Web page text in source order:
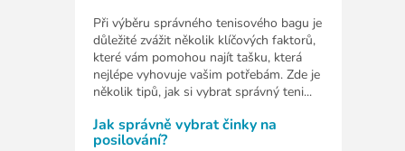
Při výběru správného tenisového bagu je
důležité zvážit několik klíčových faktorů,
které vám pomohou najít tašku, která
nejlépe vyhovuje vašim potřebám. Zde je
několik tipů, jak si vybrat správný teni...
Jak správně vybrat činky na
posilování?